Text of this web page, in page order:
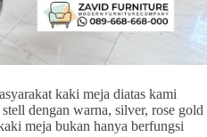
kaki meja diatas kami
dengan warna, silver, rose gold
meja bukan hanya berfungsi